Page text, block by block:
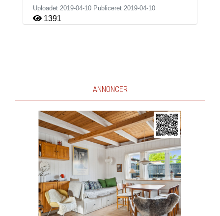
Uploadet 2019-04-10 Publiceret 2019-04-10
1391
ANNONCER